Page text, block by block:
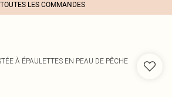
LES COMMANDES
À ÉPAULETTES EN PEAU DE PÊCHE